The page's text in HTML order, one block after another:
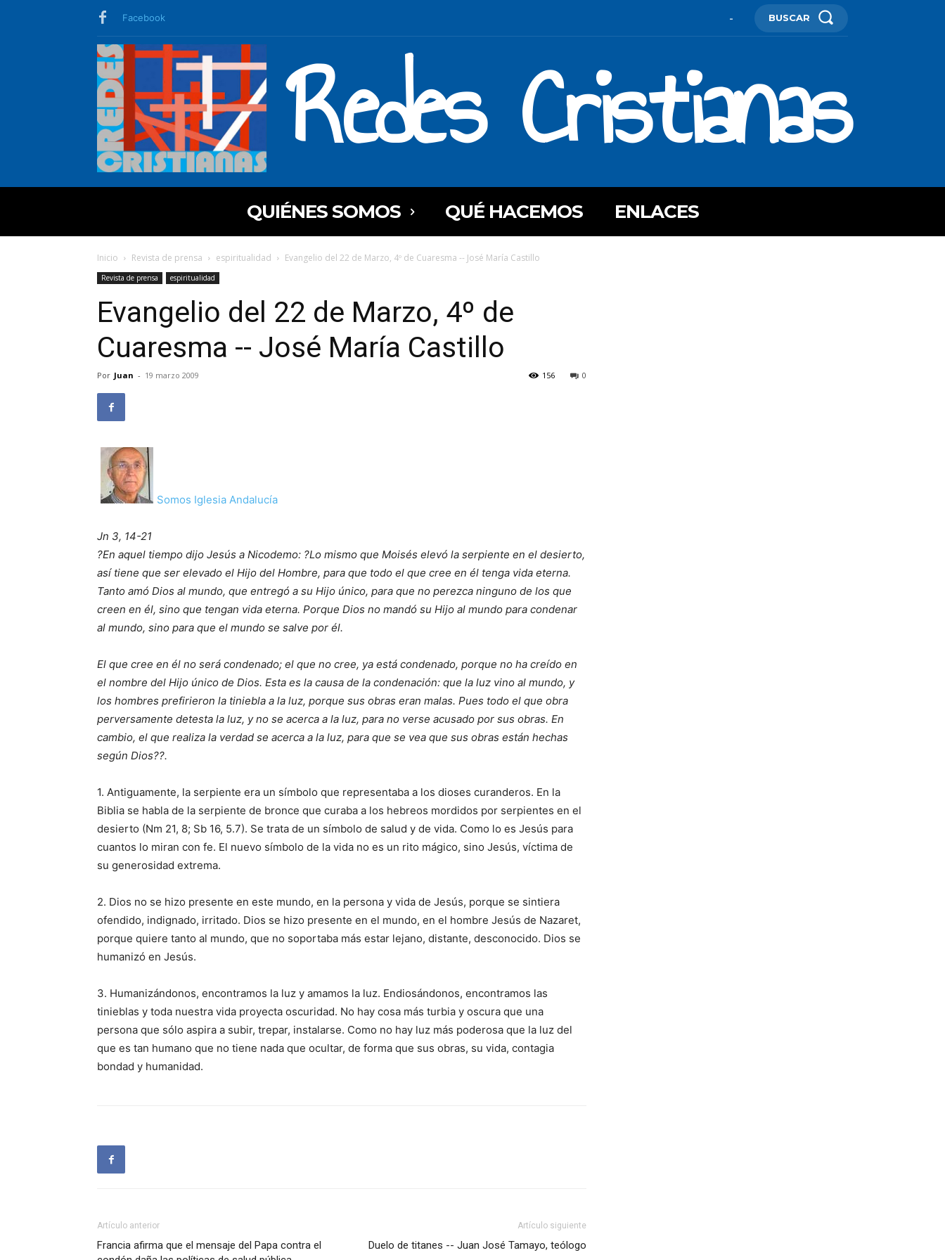
Facebook - BUSCAR
Redes Cristianas
QUIÉNES SOMOS QUÉ HACEMOS ENLACES
Inicio Revista de prensa espiritualidad Evangelio del 22 de Marzo, 4º de Cuaresma -- José María Castillo
Revista de prensa espiritualidad
Evangelio del 22 de Marzo, 4º de
Cuaresma -- José María Castillo
Por Juan - 19 marzo 2009 0
156
Somos Iglesia Andalucía
Jn 3, 14-21
?En aquel tiempo dijo Jesús a Nicodemo: ?Lo mismo que Moisés elevó la serpiente en el desierto,
así tiene que ser elevado el Hijo del Hombre, para que todo el que cree en él tenga vida eterna.
Tanto amó Dios al mundo, que entregó a su Hijo único, para que no perezca ninguno de los que
creen en él, sino que tengan vida eterna. Porque Dios no mandó su Hijo al mundo para condenar
al mundo, sino para que el mundo se salve por él.
El que cree en él no será condenado; el que no cree, ya está condenado, porque no ha creído en
el nombre del Hijo único de Dios. Esta es la causa de la condenación: que la luz vino al mundo, y
los hombres prefirieron la tiniebla a la luz, porque sus obras eran malas. Pues todo el que obra
perversamente detesta la luz, y no se acerca a la luz, para no verse acusado por sus obras. En
cambio, el que realiza la verdad se acerca a la luz, para que se vea que sus obras están hechas
según Dios??.
1. Antiguamente, la serpiente era un símbolo que representaba a los dioses curanderos. En la
Biblia se habla de la serpiente de bronce que curaba a los hebreos mordidos por serpientes en el
desierto (Nm 21, 8; Sb 16, 5.7). Se trata de un símbolo de salud y de vida. Como lo es Jesús para
cuantos lo miran con fe. El nuevo símbolo de la vida no es un rito mágico, sino Jesús, víctima de
su generosidad extrema.
2. Dios no se hizo presente en este mundo, en la persona y vida de Jesús, porque se sintiera
ofendido, indignado, irritado. Dios se hizo presente en el mundo, en el hombre Jesús de Nazaret,
porque quiere tanto al mundo, que no soportaba más estar lejano, distante, desconocido. Dios se
humanizó en Jesús.
3. Humanizándonos, encontramos la luz y amamos la luz. Endiosándonos, encontramos las
tinieblas y toda nuestra vida proyecta oscuridad. No hay cosa más turbia y oscura que una
persona que sólo aspira a subir, trepar, instalarse. Como no hay luz más poderosa que la luz del
que es tan humano que no tiene nada que ocultar, de forma que sus obras, su vida, contagia
bondad y humanidad.
Artículo anterior
Francia afirma que el mensaje del Papa contra el
Artículo siguiente
Duelo de titanes -- Juan José Tamayo, teólogo